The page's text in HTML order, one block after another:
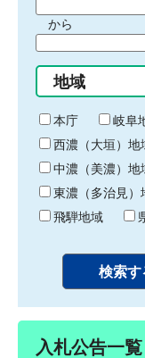
間
始
り
から
間
終
わ
り
地域
本庁
岐阜
西濃（大垣）地
中濃（美濃）地
東濃（多治見）
飛騨地域
入札公告一覧